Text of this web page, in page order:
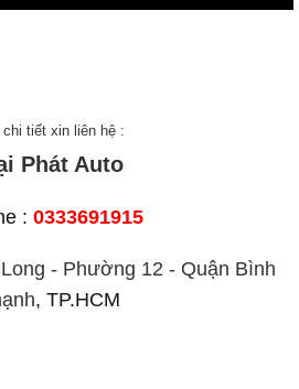
chi tiết xin liên hệ :
Phát Auto
: 0333691915
- Phường 12 - Quận Bình
, TP.HCM